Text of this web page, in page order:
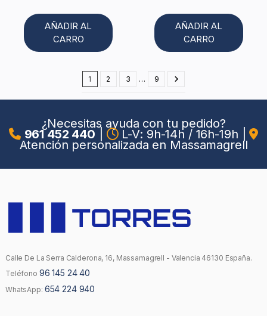
AÑADIR AL
CARRO
AÑADIR AL
CARRO
1 2 3 … 9
¿Necesitas ayuda con tu pedido?
961 452 440 L-V: 9h-14h / 16h-19h
Atención personalizada en Massamagrell
Calle De La Serra Calderona, 16, Massamagrell - Valencia 46130 España.
Teléfono 96 145 24 40
WhatsApp: 654 224 940